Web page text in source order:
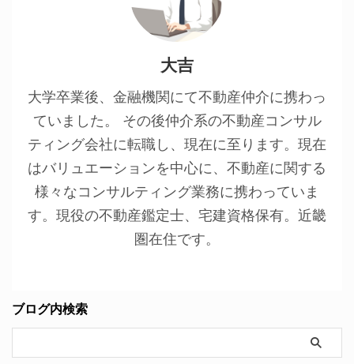
大吉
大学卒業後、金融機関にて不動産仲介に携わっ
ていました。 その後仲介系の不動産コンサル
ティング会社に転職し、現在に至ります。現在
はバリュエーションを中心に、不動産に関する
様々なコンサルティング業務に携わっていま
す。現役の不動産鑑定士、宅建資格保有。近畿
圏在住です。
ブログ内検索